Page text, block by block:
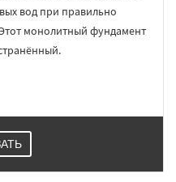
вод при правильно
монолитный фундамент